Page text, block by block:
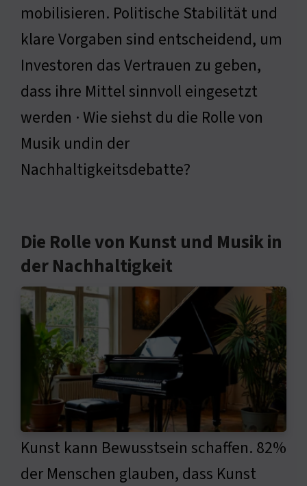
mobilisieren. Politische Stabilität und
klare Vorgaben sind entscheidend, um
Investoren das Vertrauen zu geben,
dass ihre Mittel sinnvoll eingesetzt
werden · Wie siehst du die Rolle von
Musik undin der
Nachhaltigkeitsdebatte?
Die Rolle von Kunst und Musik in
der Nachhaltigkeit
Kunst kann Bewusstsein schaffen. 82%
der Menschen glauben, dass Kunst